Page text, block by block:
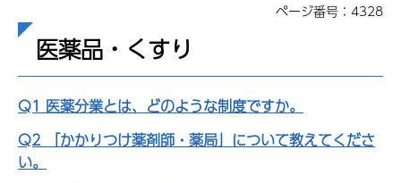
ページ番号：4328
医薬品・くすり
Q1 医薬分業とは、どのような制度ですか。
Q2 「かかりつけ薬剤師・薬局」について教えてくださ
い。